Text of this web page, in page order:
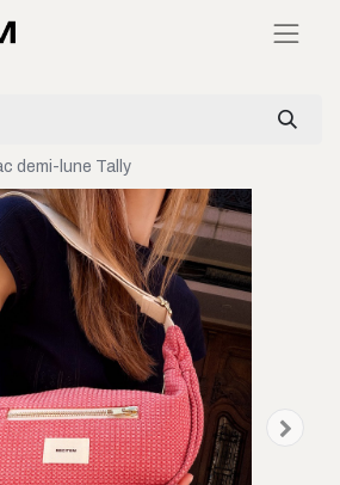
demi-lune Tally